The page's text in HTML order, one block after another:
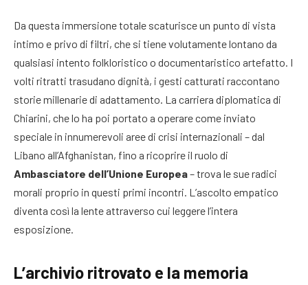
Da questa immersione totale scaturisce un punto di vista
intimo e privo di filtri, che si tiene volutamente lontano da
qualsiasi intento folkloristico o documentaristico artefatto. I
volti ritratti trasudano dignità, i gesti catturati raccontano
storie millenarie di adattamento. La carriera diplomatica di
Chiarini, che lo ha poi portato a operare come inviato
speciale in innumerevoli aree di crisi internazionali – dal
Libano all’Afghanistan, fino a ricoprire il ruolo di
Ambasciatore dell’Unione Europea– trova le sue radici
morali proprio in questi primi incontri. L’ascolto empatico
diventa così la lente attraverso cui leggere l’intera
esposizione.
L’archivio ritrovato e la memoria